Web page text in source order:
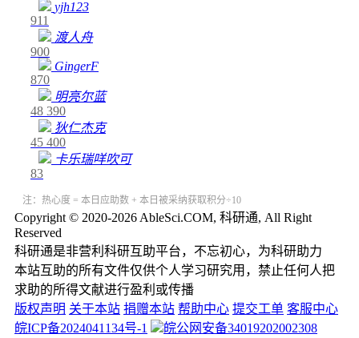
yjh123
911
渡人舟
900
GingerF
870
明亮尔蓝
48 390
狄仁杰克
45 400
卡乐瑞咩吹可
83
注：热心度 = 本日应助数 + 本日被采纳获取积分÷10
Copyright © 2020-2026 AbleSci.COM, 科研通, All Right
Reserved
科研通是非营利科研互助平台，不忘初心，为科研助力
本站互助的所有文件仅供个人学习研究用，禁止任何人把
求助的所得文献进行盈利或传播
版权声明 关于本站 捐赠本站 帮助中心 提交工单 客服中心
皖ICP备2024041134号-1
皖公网安备34019202002308